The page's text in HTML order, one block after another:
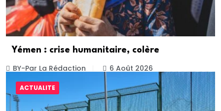
Yémen : crise humanitaire, colère
BY-Par La Rédaction 6 Août 2026
ACTUALITE